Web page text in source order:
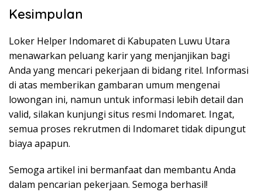
Kesimpulan
Loker Helper Indomaret di Kabupaten Luwu Utara
menawarkan peluang karir yang menjanjikan bagi
Anda yang mencari pekerjaan di bidang ritel. Informasi
di atas memberikan gambaran umum mengenai
lowongan ini, namun untuk informasi lebih detail dan
valid, silakan kunjungi situs resmi Indomaret. Ingat,
semua proses rekrutmen di Indomaret tidak dipungut
biaya apapun.
Semoga artikel ini bermanfaat dan membantu Anda
dalam pencarian pekerjaan. Semoga berhasil!